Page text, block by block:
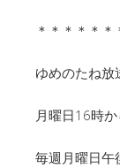
＊＊＊＊＊
ゆめのたね
月曜日16時
毎週月曜日午